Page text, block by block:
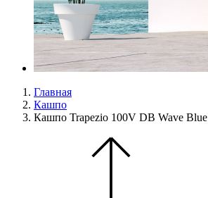
Главная
Кашпо
Кашпо Trapezio 100V DB Wave Blue